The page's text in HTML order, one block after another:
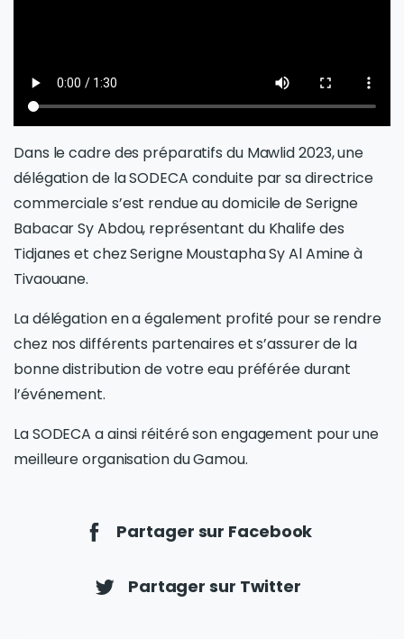
Dans le cadre des préparatifs du Mawlid 2023, une
délégation de la SODECA conduite par sa directrice
commerciale s’est rendue au domicile de Serigne
Babacar Sy Abdou, représentant du Khalife des
Tidjanes et chez Serigne Moustapha Sy Al Amine à
Tivaouane.
La délégation en a également profité pour se rendre
chez nos différents partenaires et s’assurer de la
bonne distribution de votre eau préférée durant
l’événement.
La SODECA a ainsi réitéré son engagement pour une
meilleure organisation du Gamou.
Partager sur Facebook
Partager sur Twitter